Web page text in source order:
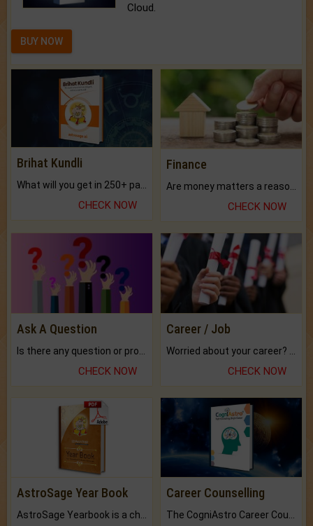
Cloud.
BUY NOW
Brihat Kundli
CHECK NOW
Finance
CHECK NOW
Ask A Question
CHECK NOW
Career / Job
CHECK NOW
AstroSage Year Book
AstroSage Yearbook is a channel to fulfill your dreams and destiny.
Career Counselling
The CogniAstro Career Counselling Report is the most comprehensive report available on this topic.